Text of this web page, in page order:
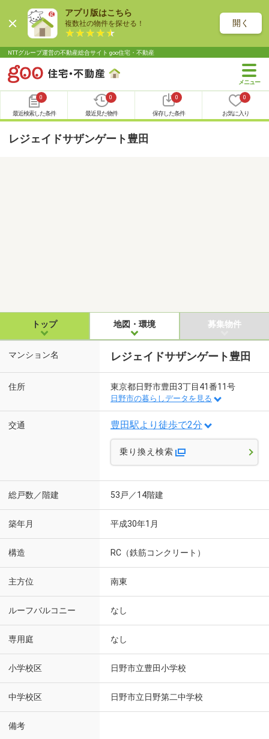
アプリ版はこちら
複数社の物件を探せる！ 開く
NTTグループ運営の不動産総合サイト goo住宅・不動産
0
最近検索した条件
0
最近見た物件
0
保存した条件
0
お気に入り
レジェイドサザンゲート豊田
トップ 地図・環境 募集物件
マンション名 レジェイドサザンゲート豊田
住所 東京都日野市豊田3丁目41番11号
日野市の暮らしデータを見る
交通 豊田駅より徒歩で2分
乗り換え検索
総戸数／階建 53戸／14階建
築年月 平成30年1月
構造 RC（鉄筋コンクリート）
主方位 南東
ルーフバルコニー なし
専用庭 なし
小学校区 日野市立豊田小学校
中学校区 日野市立日野第二中学校
備考